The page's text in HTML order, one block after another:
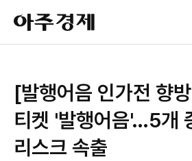
아
주
경
[발행어음 인가전 향
티켓 '발행어음'…5개
리스크 속출